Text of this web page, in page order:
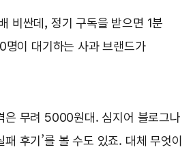
비싼데, 정기 구독을 받으면 1분
이 대기하는 사과 브랜드가
은 무려 5000원대. 심지어 블로그나
패 후기’를 볼 수도 있죠. 대체 무엇이